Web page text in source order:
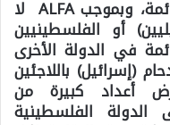
بالكامل على مفهوم الإقامة الدائمة، وبموجب ALFA لا
أو الفلسطينيين
في الدولة الأخرى
(إسرائيل) باللاجئين
أعداد كبيرة من
الدولة الفلسطينية